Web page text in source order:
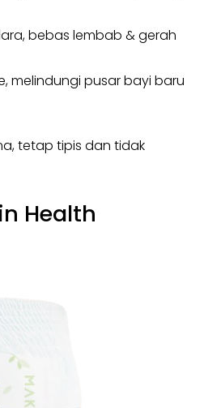
bebas lembab & gerah
melindungi pusar bayi baru
tetap tipis dan tidak
Health